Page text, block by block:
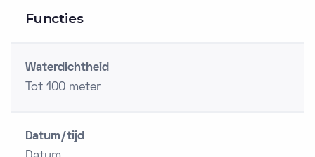
Functies
Waterdichtheid
Tot 100 meter
Datum/tijd